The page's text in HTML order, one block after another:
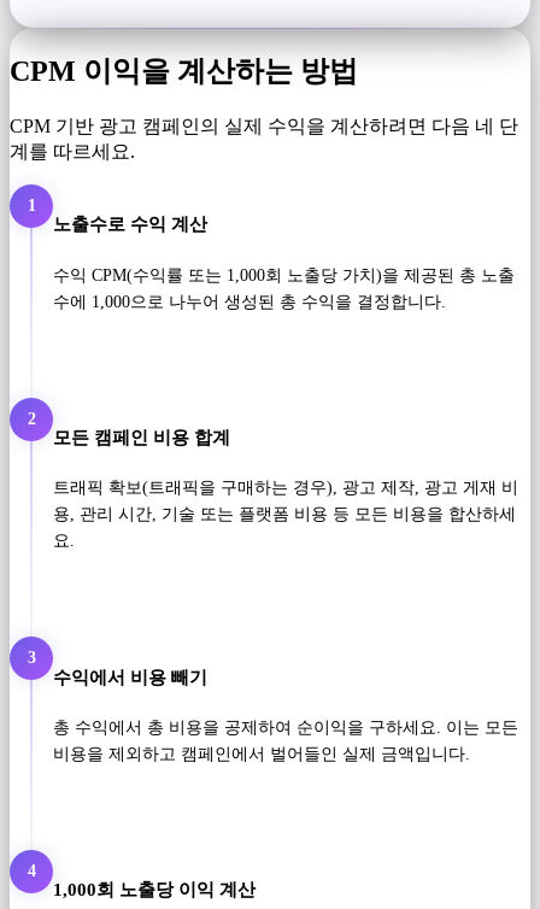
CPM 이익을 계산하는 방법
CPM 기반 광고 캠페인의 실제 수익을 계산하려면 다음 네 단
계를 따르세요.
1
노출수로 수익 계산
수익 CPM(수익률 또는 1,000회 노출당 가치)을 제공된 총 노출
수에 1,000으로 나누어 생성된 총 수익을 결정합니다.
2
모든 캠페인 비용 합계
트래픽 확보(트래픽을 구매하는 경우), 광고 제작, 광고 게재 비
용, 관리 시간, 기술 또는 플랫폼 비용 등 모든 비용을 합산하세
요.
3
수익에서 비용 빼기
총 수익에서 총 비용을 공제하여 순이익을 구하세요. 이는 모든
비용을 제외하고 캠페인에서 벌어들인 실제 금액입니다.
4
1,000회 노출당 이익 계산